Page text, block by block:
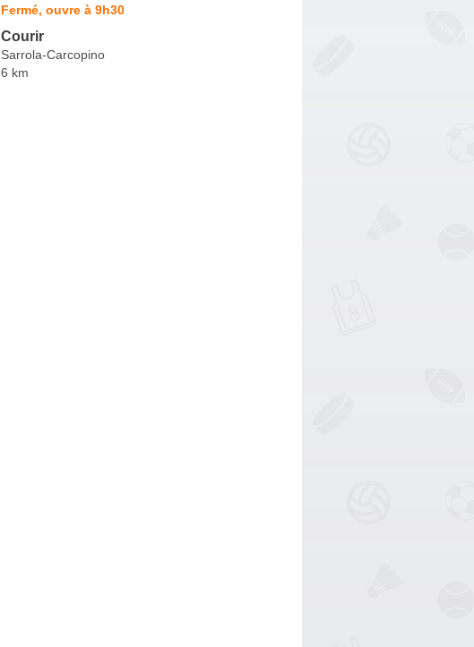
Fermé, ouvre à 9h30
Courir
Sarrola-Carcopino
6 km